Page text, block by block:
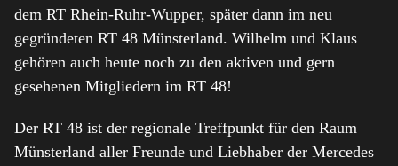
dem RT Rhein-Ruhr-Wupper, später dann im neu
gegründeten RT 48 Münsterland. Wilhelm und Klaus
gehören auch heute noch zu den aktiven und gern
gesehenen Mitgliedern im RT 48!
Der RT 48 ist der regionale Treffpunkt für den Raum
Münsterland aller Freunde und Liebhaber der Mercedes